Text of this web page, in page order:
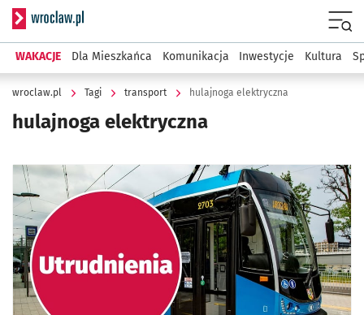
Serwis informacyjny wroclaw.pl
WAKACJE Dla Mieszkańca Komunikacja Inwestycje Kultura
wroclaw.pl Tagi transport hulajnoga elektryczna
hulajnoga elektryczna